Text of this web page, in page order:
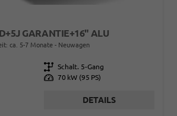
GARANTIE+16" ALU
ca. 5-7 Monate Neuwagen
Getriebe Schalt. 5-Gang
Leistung 70 kW (95 PS)
DETAILS